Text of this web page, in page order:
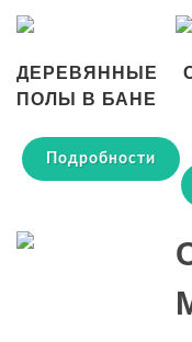
ДЕРЕВЯННЫЕ
ПОЛЫ В БАНЕ
Подробности